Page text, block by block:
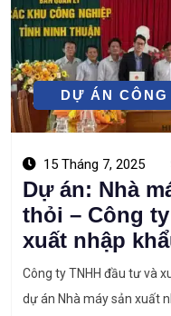
DỰ ÁN
15 Tháng 7, 2025
Dự án: Nhà
thỏi – Công
xuất nhập
Công ty TNHH đầu tư và
dự án Nhà máy sản xuất